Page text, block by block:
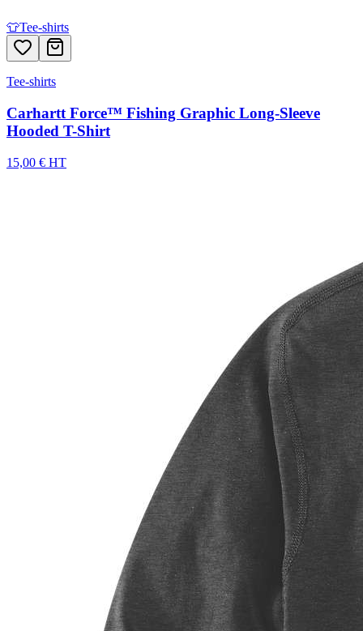
👕Tee-shirts
Tee-shirts
Carhartt Force™ Fishing Graphic Long-Sleeve
Hooded T-Shirt
15,00 € HT